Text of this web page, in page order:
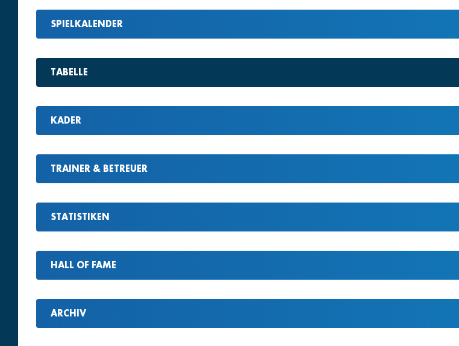
SPIELKALENDER
TABELLE
KADER
TRAINER & BETREUER
STATISTIKEN
HALL OF FAME
ARCHIV